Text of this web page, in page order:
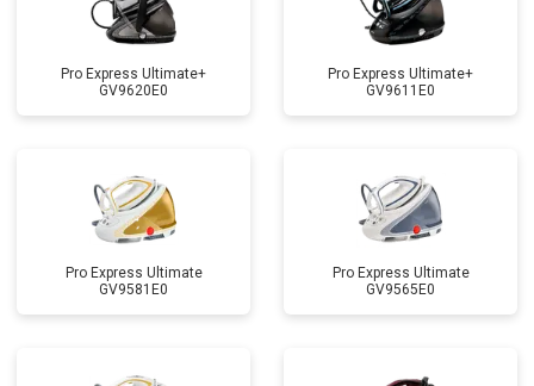
Pro Express Ultimate+
GV9620E0
Pro Express Ultimate+
GV9611E0
Pro Express Ultimate
GV9581E0
Pro Express Ultimate
GV9565E0